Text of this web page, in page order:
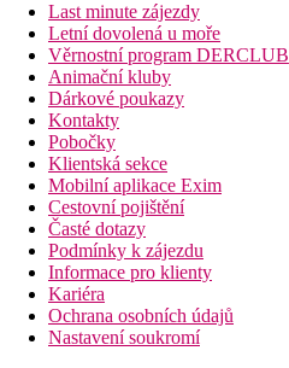
Last minute zájezdy
Letní dovolená u moře
Věrnostní program DERCLUB
Animační kluby
Dárkové poukazy
Kontakty
Pobočky
Klientská sekce
Mobilní aplikace Exim
Cestovní pojištění
Časté dotazy
Podmínky k zájezdu
Informace pro klienty
Kariéra
Ochrana osobních údajů
Nastavení soukromí